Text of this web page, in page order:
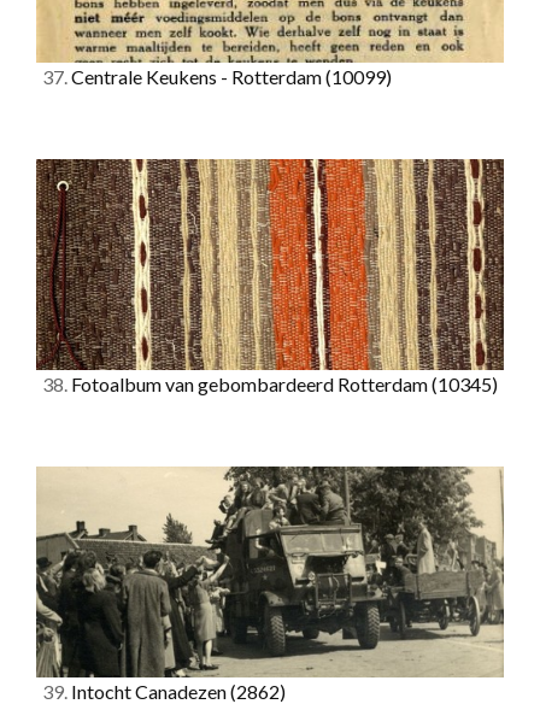
37.Centrale Keukens - Rotterdam(10099)
38. Fotoalbum van gebombardeerd Rotterdam(10345)
39. Intocht Canadezen(2862)